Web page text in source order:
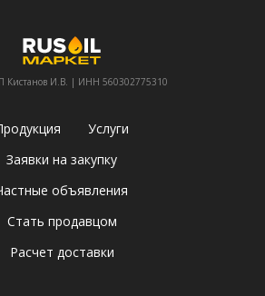
Кистанов И.В. | ИНН 560302775310
Услуги
Заявки на закупку
объявления
Стать продавцом
Расчет доставки